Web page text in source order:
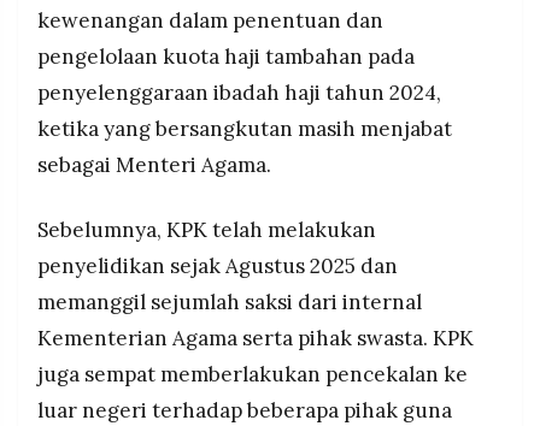
kewenangan dalam penentuan dan
pengelolaan kuota haji tambahan pada
penyelenggaraan ibadah haji tahun 2024,
ketika yang bersangkutan masih menjabat
sebagai Menteri Agama.
Sebelumnya, KPK telah melakukan
penyelidikan sejak Agustus 2025 dan
memanggil sejumlah saksi dari internal
Kementerian Agama serta pihak swasta. KPK
juga sempat memberlakukan pencekalan ke
luar negeri terhadap beberapa pihak guna